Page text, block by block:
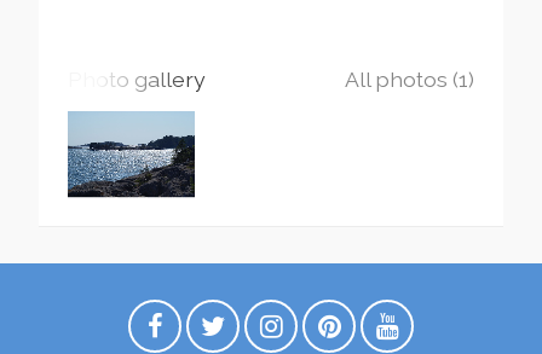
Photo gallery All photos (1)